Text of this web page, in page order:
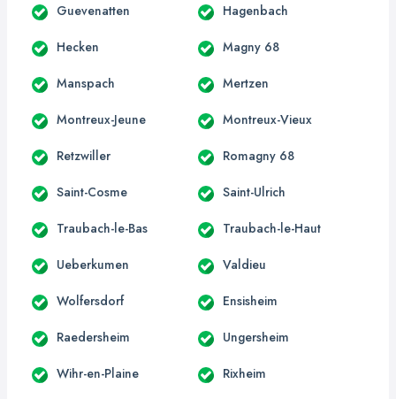
Guevenatten Hagenbach
Hecken Magny 68
Manspach Mertzen
Montreux-Jeune Montreux-Vieux
Retzwiller Romagny 68
Saint-Cosme Saint-Ulrich
Traubach-le-Bas Traubach-le-Haut
Ueberkumen Valdieu
Wolfersdorf Ensisheim
Raedersheim Ungersheim
Wihr-en-Plaine Rixheim